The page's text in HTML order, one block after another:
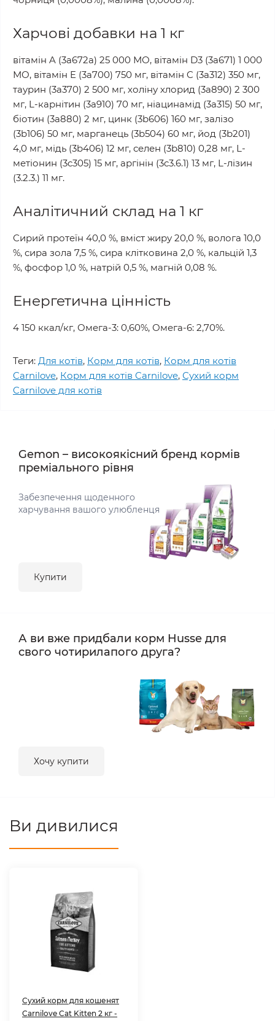
Харчові добавки на 1 кг
вітамін A (3a672a) 25 000 МО, вітамін D3 (3a671) 1 000
МО, вітамін E (3a700) 750 мг, вітамін C (3a312) 350 мг,
таурин (3a370) 2 500 мг, холіну хлорид (3a890) 2 300
мг, L-карнітин (3a910) 70 мг, ніацинамід (3a315) 50 мг,
біотин (3a880) 2 мг, цинк (3b606) 160 мг, залізо
(3b106) 50 мг, марганець (3b504) 60 мг, йод (3b201)
4,0 мг, мідь (3b406) 12 мг, селен (3b810) 0,28 мг, L-
метіонин (3c305) 15 мг, аргінін (3c3.6.1) 13 мг, L-лізин
(3.2.3.) 11 мг.
Аналітичний склад на 1 кг
Сирий протеїн 40,0 %, вміст жиру 20,0 %, волога 10,0
%, сира зола 7,5 %, сира клітковина 2,0 %, кальцій 1,3
%, фосфор 1,0 %, натрій 0,5 %, магній 0,08 %.
Енергетична цінність
4 150 ккал/кг, Омега-3: 0,60%, Омега-6: 2,70%.
Теги: Для котів, Корм для котів, Корм для котів
Carnilove, Корм для котів Carnilove, Сухий корм
Carnilove для котів
Gemon – високоякісний бренд кормів
преміального рівня
Забезпечення щоденного
харчування вашого улюбленця
Купити
А ви вже придбали корм Husse для
свого чотирилапого друга?
Хочу купити
Ви дивилися
Сухий корм для кошенят
Carnilove Cat Kitten 2 кг -